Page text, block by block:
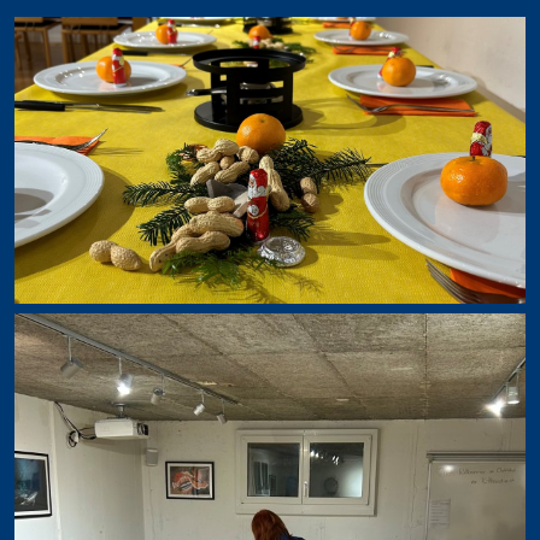
Erste-Hilfe Instructor
Erste Hilfe
Erste Hilfe + Notfallsauerstoff
Notfallsauerstoff
Erste Hilfe HLW+AED
2025 Ferienspass Aadorf
2024 10-Jahres Jubiläum
2019 Fernsteinsee